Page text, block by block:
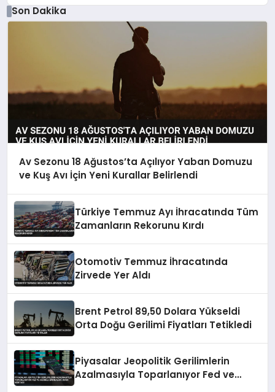
Son Dakika
Av Sezonu 18 Ağustos’ta Açılıyor Yaban Domuzu
ve Kuş Avı İçin Yeni Kurallar Belirlendi
Türkiye Temmuz Ayı İhracatında Tüm
Zamanların Rekorunu Kırdı
Otomotiv Temmuz İhracatında
Zirvede Yer Aldı
Brent Petrol 89,50 Dolara Yükseldi
Orta Doğu Gerilimi Fiyatları Tetikledi
Piyasalar Jeopolitik Gerilimlerin
Azalmasıyla Toparlanıyor Fed ve